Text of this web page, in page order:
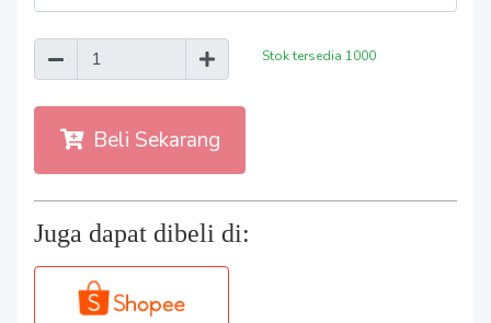
Stok tersedia 1000
Beli Sekarang
Juga dapat dibeli di: